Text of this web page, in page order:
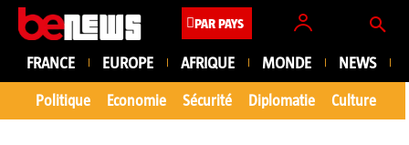
PAR PAYS
FRANCE EUROPE AFRIQUE MONDE NEWS
Politique Economie Sécurité Diplomatie Culture